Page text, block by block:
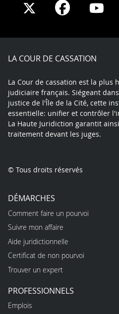
Share
X
Share
Facebook
LA COUR DE CASSATION
La Cour de cassation est la plus
judiciaire français. Siégeant
justice de l'Île de la Cité, cette
essentielle: unifier et contrôler
La Haute Juridiction garantit
traitement devant les juges.
© Tous droits réservés
DÉMARCHES
Comment faire un pourvoi
Suivre mon affaire
Aide juridictionnelle
Certificat de non pourvoi
Trouver un expert
PROFESSIONNELS
Emplois